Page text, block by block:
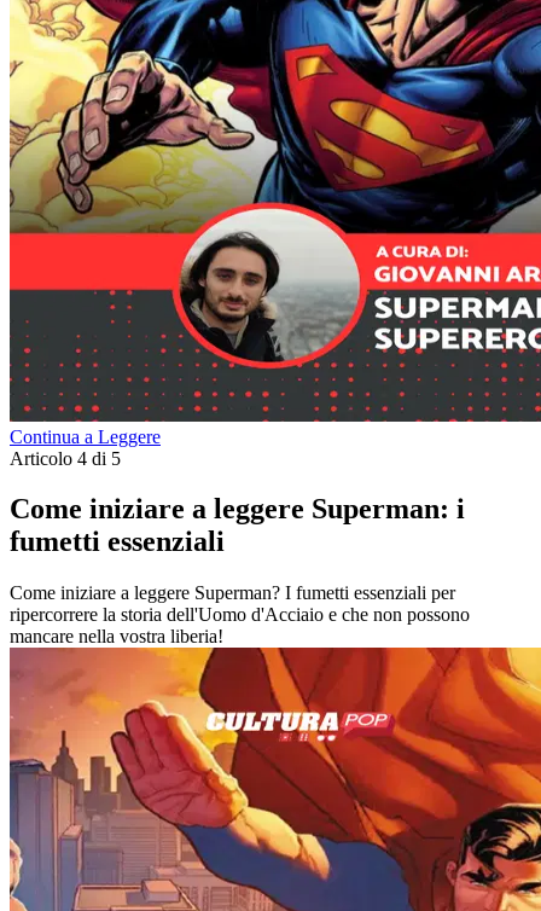
Continua a Leggere
Articolo 4 di 5
Come iniziare a leggere Superman: i
fumetti essenziali
Come iniziare a leggere Superman? I fumetti essenziali per
ripercorrere la storia dell'Uomo d'Acciaio e che non possono
mancare nella vostra liberia!